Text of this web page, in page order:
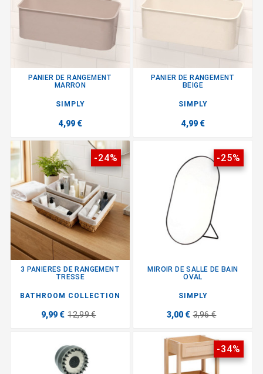
PANIER DE RANGEMENT
MARRON
SIMPLY
4,99 €
PANIER DE RANGEMENT
BEIGE
SIMPLY
4,99 €
-24%
3 PANIERES DE RANGEMENT
TRESSE
BATHROOM COLLECTION
9,99 € 12,99 €
-25%
MIROIR DE SALLE DE BAIN
OVAL
SIMPLY
3,00 € 3,96 €
-34%